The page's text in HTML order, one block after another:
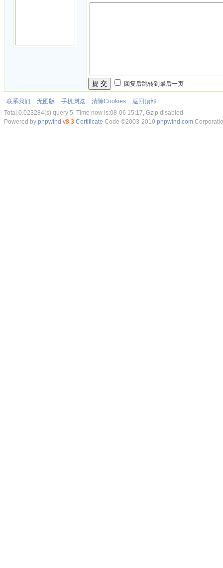
提 交 回复后跳转到最后一页
联系我们 无图版 手机浏览 清除Cookies
返回顶部
Total 0.023284(s) query 5, Time now is:08-06 15:17, Gzip disabled
Powered by phpwind v8.3 Certificate Code ©2003-2010 phpwind.com